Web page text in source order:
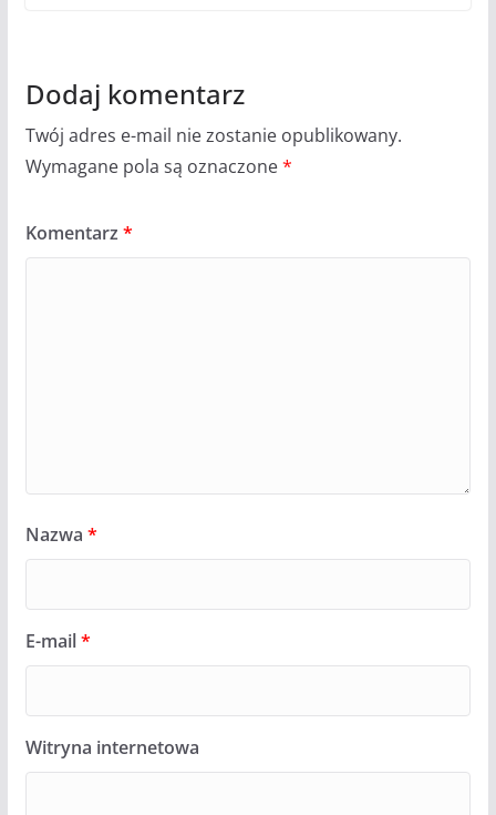
Dodaj komentarz
Twój adres e-mail nie zostanie opublikowany.
Wymagane pola są oznaczone*
Komentarz *
Nazwa *
E-mail*
Witryna internetowa